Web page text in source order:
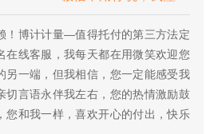
！博计计量—值得托付的第三方法定
在线客服，我每天都在用微笑欢迎您
另一端，但我相信，您一定能感受我
切言语永伴我左右，您的热情激励鼓
您和我一样，喜欢开心的付出，快乐